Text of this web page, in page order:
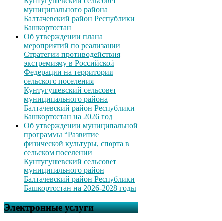
муниципального района
Балтачевский район Республики
Башкортостан
Об утверждении плана
мероприятий по реализации
Стратегии противодействия
экстремизму в Российской
Федерации на территории
сельского поселения
Кунтугушевский сельсовет
муниципального района
Балтачевский район Республики
Башкортостан на 2026 год
Об утверждении муниципальной
программы “Развитие
физической культуры, спорта в
сельском поселении
Кунтугушевский сельсовет
муниципального район
Балтачевский район Республики
Башкортостан на 2026-2028 годы
Электронные услуги